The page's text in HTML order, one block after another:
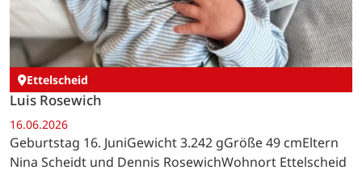
Ettelscheid
Luis Rosewich
16.06.2026
Geburtstag 16. JuniGewicht 3.242 gGröße 49 cmEltern
Nina Scheidt und Dennis RosewichWohnort Ettelscheid